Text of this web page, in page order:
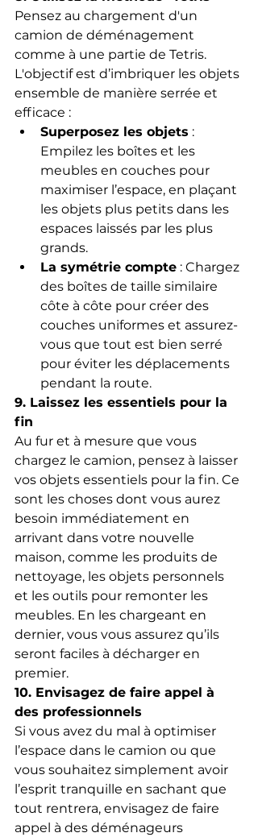
Pensez au chargement d'un
camion de déménagement
comme à une partie de Tetris.
L'objectif est d’imbriquer les objets
ensemble de manière serrée et
efficace :
Superposez les objets :
Empilez les boîtes et les
meubles en couches pour
maximiser l’espace, en plaçant
les objets plus petits dans les
espaces laissés par les plus
grands.
La symétrie compte : Chargez
des boîtes de taille similaire
côte à côte pour créer des
couches uniformes et assurez-
vous que tout est bien serré
pour éviter les déplacements
pendant la route.
9. Laissez les essentiels pour la
fin
Au fur et à mesure que vous
chargez le camion, pensez à laisser
vos objets essentiels pour la fin. Ce
sont les choses dont vous aurez
besoin immédiatement en
arrivant dans votre nouvelle
maison, comme les produits de
nettoyage, les objets personnels
et les outils pour remonter les
meubles. En les chargeant en
dernier, vous vous assurez qu’ils
seront faciles à décharger en
premier.
10. Envisagez de faire appel à
des professionnels
Si vous avez du mal à optimiser
l’espace dans le camion ou que
vous souhaitez simplement avoir
l’esprit tranquille en sachant que
tout rentrera, envisagez de faire
appel à des déménageurs